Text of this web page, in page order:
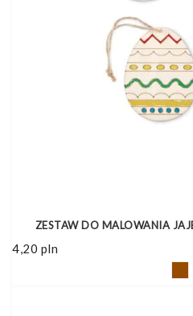
ZESTAW DO MALOWANIA
4,20 pln